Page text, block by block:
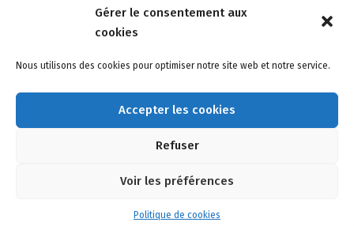
Gérer le consentement aux
cookies
Nous utilisons des cookies pour optimiser notre site web et notre service.
Accepter les cookies
Refuser
Voir les préférences
Politique de cookies
septembre 2024
mars 2024
janvier 2024